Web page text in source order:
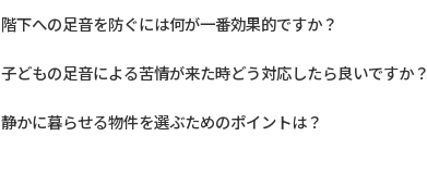
階下への足音を防ぐには何が一番効果的ですか？
子どもの足音による苦情が来た時どう対応したら良いですか？
静かに暮らせる物件を選ぶためのポイントは？